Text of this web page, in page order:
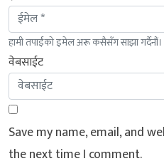
हामी तपाईंको इमेल अरू कसैसँग साझा गर्दैनौं।
वेबसाईट
Save my name, email, and
the next time I comment.